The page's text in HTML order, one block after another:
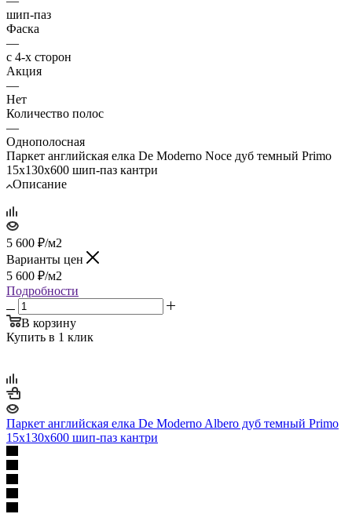
шип-паз
Фаска
—
с 4-х сторон
Акция
—
Нет
Количество полос
—
Однополосная
Паркет английская елка De Moderno Noce дуб темный Primo
15х130х600 шип-паз кантри
Описание
5 600 ₽/м2
Варианты цен
5 600 ₽/м2
Подробности
В корзину
Купить в 1 клик
Паркет английская елка De Moderno Albero дуб темный Primo
15х130х600 шип-паз кантри